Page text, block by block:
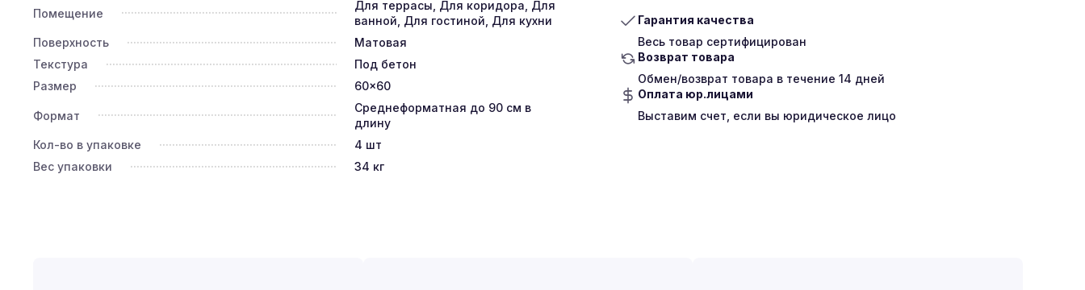
Гарантия качества
Весь товар сертифицирован
Возврат товара
Обмен/возврат товара в течение 14 дней
Оплата юр.лицами
Выставим счет, если вы юридическое лицо
Помещение
Для террасы, Для коридора, Для
ванной, Для гостиной, Для кухни
Поверхность
Матовая
Текстура
Под бетон
Размер
60x60
Формат
Среднеформатная до 90 см в
длину
Кол-во в упаковке
4 шт
Вес упаковки
34 кг